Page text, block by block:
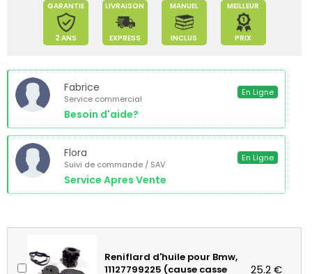
GARANTIE
2 ANS
LIVRAISON
EXPRESS
MANUEL
INCLUS
MEILLEUR
PRIX
Fabrice
Service commercial
Besoin d'aide?
En Ligne
Flora
Suivi de commande / SAV
Service Apres Vente
En Ligne
Reniflard d'huile pour Bmw,
11127799225 (cause casse
25.2 €